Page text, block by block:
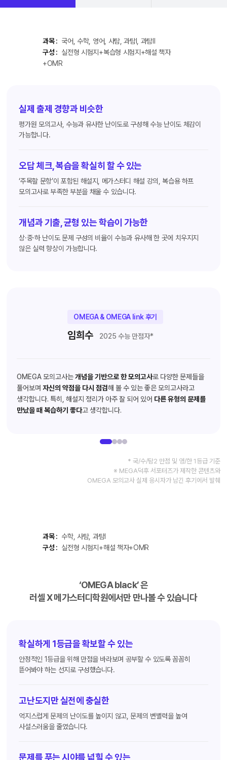
과목 : 국어, 수학, 영어, 사탐, 과탐Ⅰ, 과탐Ⅱ
구성 : 실전형 시험지+복습형 시험지+해설 책자
+OMR
실제 출제 경향과 비슷한
평가원 모의고사, 수능과 유사한 난이도로 구성해 수능 난이도 체감이
가능합니다.
오답 체크, 복습을 확실히 할 수 있는
‘주목할 문항’이 포함된 해설지, 메가스터디 해설 강의, 복습용 하프
모의고사로 부족한 부분을 채울 수 있습니다.
개념과 기출, 균형 있는 학습이 가능한
상·중·하 난이도 문제 구성의 비율이 수능과 유사해 한 곳에 치우지지
않은 실력 향상이 가능합니다.
OMEGA & OMEGA link 후기
임희수 2025 수능 만점자*
OMEGA 모의고사는개념을 기반으로 한 모의고사로 다양한 문제들을
풀어보며자신의 약점을 다시 점검해 볼 수 있는 좋은 모의고사라고
생각합니다. 특히, 해설지 정리가 아주 잘 되어 있어 다른 유형의 문제를
만났을 때 복습하기 좋다고 생각합니다.
* 국/수/탐2 만점 및 영/한 1등급 기준
※ MEGA덕후 서포터즈가 제작한 콘텐츠와
OMEGA 모의고사 실제 응시자가 남긴 후기에서 발췌
과목 : 수학, 사탐, 과탐Ⅰ
구성 : 실전형 시험지+해설 책자+OMR
‘OMEGA black’ 은
러셀 X 메가스터디학원에서만 만나볼 수 있습니다
확실하게 1등급을 확보할 수 있는
안정적인 1등급을 위해 만점을 바라보며 공부할 수 있도록 꼼꼼히
뜯어봐야 하는 선지로 구성했습니다.
고난도지만 실전에 충실한
억지스럽게 문제의 난이도를 높이지 않고, 문제의 변별력을 높여
사설스러움을 줄였습니다.
문제를 푸는 시야를 넓힐 수 있는